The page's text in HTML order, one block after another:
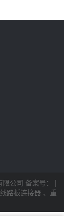
公司 备案号： |
线路板连接器 、 重